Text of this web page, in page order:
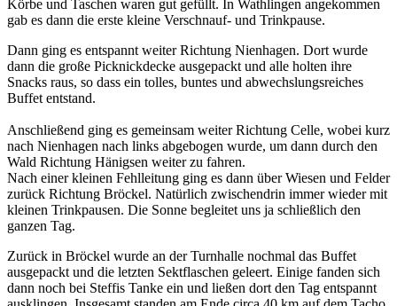
Körbe und Taschen waren gut gefüllt. In Wathlingen angekommen
gab es dann die erste kleine Verschnauf- und Trinkpause.
Dann ging es entspannt weiter Richtung Nienhagen. Dort wurde
dann die große Picknickdecke ausgepackt und alle holten ihre
Snacks raus, so dass ein tolles, buntes und abwechslungsreiches
Buffet entstand.
Anschließend ging es gemeinsam weiter Richtung Celle, wobei kurz
nach Nienhagen nach links abgebogen wurde, um dann durch den
Wald Richtung Hänigsen weiter zu fahren.
Nach einer kleinen Fehlleitung ging es dann über Wiesen und Felder
zurück Richtung Bröckel. Natürlich zwischendrin immer wieder mit
kleinen Trinkpausen. Die Sonne begleitet uns ja schließlich den
ganzen Tag.
Zurück in Bröckel wurde an der Turnhalle nochmal das Buffet
ausgepackt und die letzten Sektflaschen geleert. Einige fanden sich
dann noch bei Steffis Tanke ein und ließen dort den Tag entspannt